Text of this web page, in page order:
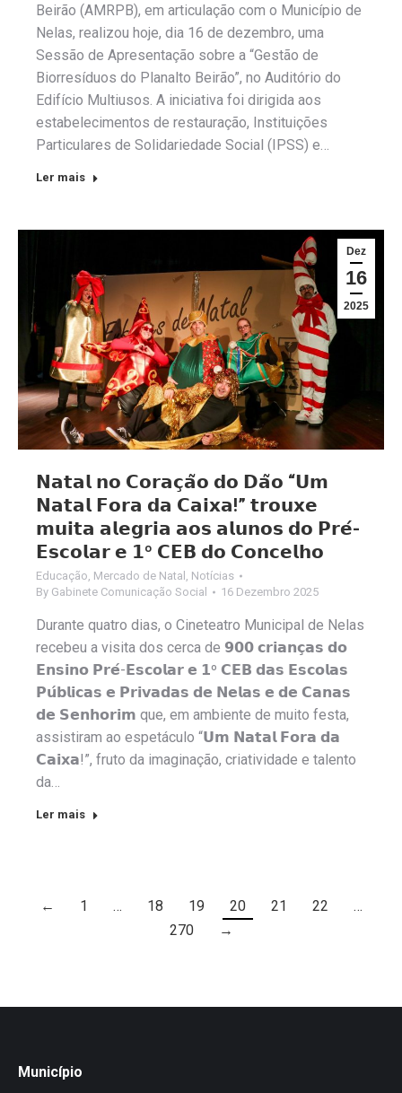
Beirão (AMRPB), em articulação com o Município de
Nelas, realizou hoje, dia 16 de dezembro, uma
Sessão de Apresentação sobre a “Gestão de
Biorresíduos do Planalto Beirão”, no Auditório do
Edifício Multiusos. A iniciativa foi dirigida aos
estabelecimentos de restauração, Instituições
Particulares de Solidariedade Social (IPSS) e…
Ler mais
Dez
16
2025
𝗡𝗮𝘁𝗮𝗹 𝗻𝗼 𝗖𝗼𝗿𝗮𝗰̧𝗮̃𝗼 𝗱𝗼 𝗗𝗮̃𝗼 “𝗨𝗺
𝗡𝗮𝘁𝗮𝗹 𝗙𝗼𝗿𝗮 𝗱𝗮 𝗖𝗮𝗶𝘅𝗮!” 𝘁𝗿𝗼𝘂𝘅𝗲
𝗺𝘂𝗶𝘁𝗮 𝗮𝗹𝗲𝗴𝗿𝗶𝗮 𝗮𝗼𝘀 𝗮𝗹𝘂𝗻𝗼𝘀 𝗱𝗼 𝗣𝗿𝗲́-
𝗘𝘀𝗰𝗼𝗹𝗮𝗿 𝗲 𝟭º 𝗖𝗘𝗕 𝗱𝗼 𝗖𝗼𝗻𝗰𝗲𝗹𝗵𝗼
Educação Mercado de Natal Notícias
By Gabinete Comunicação Social 16 Dezembro 2025
Durante quatro dias, o Cineteatro Municipal de Nelas
recebeu a visita dos cerca de 𝟵𝟬𝟬 𝗰𝗿𝗶𝗮𝗻𝗰̧𝗮𝘀 𝗱𝗼
𝗘𝗻𝘀𝗶𝗻𝗼 𝗣𝗿𝗲́-𝗘𝘀𝗰𝗼𝗹𝗮𝗿 𝗲 𝟭º 𝗖𝗘𝗕 𝗱𝗮𝘀 𝗘𝘀𝗰𝗼𝗹𝗮𝘀
𝗣𝘂́𝗯𝗹𝗶𝗰𝗮𝘀 𝗲 𝗣𝗿𝗶𝘃𝗮𝗱𝗮𝘀 𝗱𝗲 𝗡𝗲𝗹𝗮𝘀 𝗲 𝗱𝗲 𝗖𝗮𝗻𝗮𝘀
𝗱𝗲 𝗦𝗲𝗻𝗵𝗼𝗿𝗶𝗺 que, em ambiente de muito festa,
assistiram ao espetáculo “𝗨𝗺 𝗡𝗮𝘁𝗮𝗹 𝗙𝗼𝗿𝗮 𝗱𝗮
𝗖𝗮𝗶𝘅𝗮!”, fruto da imaginação, criatividade e talento
da…
Ler mais
← 1 … 18 19 20 21 22
…
270
→
Município